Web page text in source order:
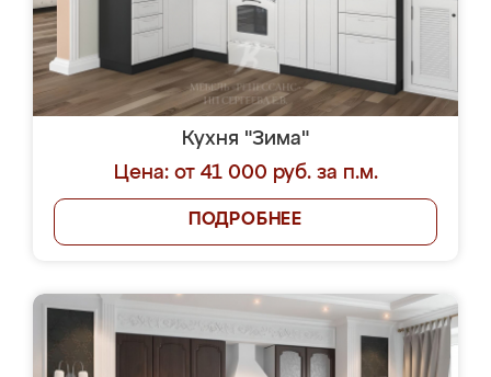
Кухня "Зима"
Цена: от 41 000 руб. за п.м.
ПОДРОБНЕЕ